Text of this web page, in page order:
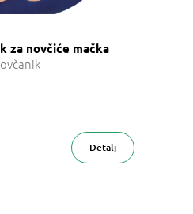
za novčiće mačka
Detalj